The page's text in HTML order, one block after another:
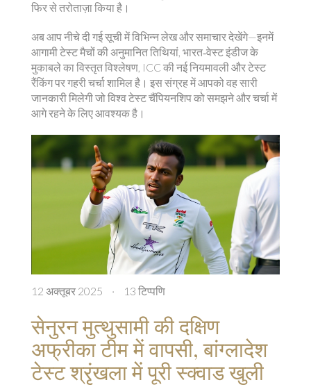
फिर से तरोताज़ा किया है।
अब आप नीचे दी गई सूची में विभिन्न लेख और समाचार देखेंगे—इनमें
आगामी टेस्ट मैचों की अनुमानित तिथियां, भारत‑वेस्ट इंडीज के
मुकाबले का विस्तृत विश्लेषण, ICC की नई नियमावली और टेस्ट
रैंकिंग पर गहरी चर्चा शामिल है। इस संग्रह में आपको वह सारी
जानकारी मिलेगी जो विश्व टेस्ट चैंपियनशिप को समझने और चर्चा में
आगे रहने के लिए आवश्यक है।
12 अक्तूबर 2025 · 13 टिप्पणि
सेनुरन मुत्थुसामी की दक्षिण
अफ्रीका टीम में वापसी, बांग्लादेश
टेस्ट श्रृंखला में पूरी स्क्वाड खुली